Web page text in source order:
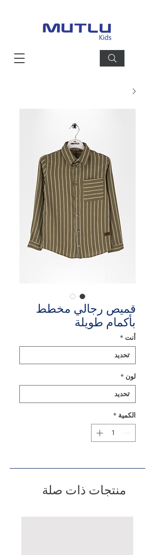
قميص رجالي مخطط
بأكمام طويلة
أنت *
لون *
الكمية *
منتجات ذات صلة